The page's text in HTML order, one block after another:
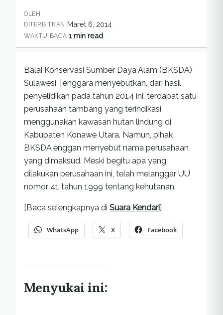
OLEH
DITERBITKAN Maret 6, 2014
WAKTU BACA 1 min read
Balai Konservasi Sumber Daya Alam (BKSDA)
Sulawesi Tenggara menyebutkan, dari hasil
penyelidikan pada tahun 2014 ini, terdapat satu
perusahaan tambang yang terindikasi
menggunakan kawasan hutan lindung di
Kabupaten Konawe Utara. Namun, pihak
BKSDA enggan menyebut nama perusahaan
yang dimaksud. Meski begitu apa yang
dilakukan perusahaan ini, telah melanggar UU
nomor 41 tahun 1999 tentang kehutanan.
[Baca selengkapnya di Suara Kendari]
WhatsApp X Facebook
Menyukai ini: